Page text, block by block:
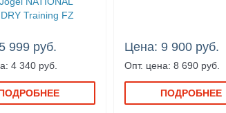
Training FZ
999 руб.
4 340 руб.
Цена: 9 900 руб.
Опт. цена: 8 690 руб.
ПОДРОБНЕЕ